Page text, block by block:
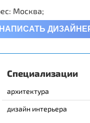
Москва;
НАПИСАТЬ
Специализации
архитектура
дизайн интерьера